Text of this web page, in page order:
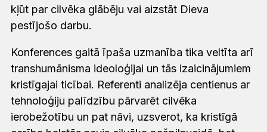
kļūt par cilvēka glābēju vai aizstāt Dieva
pestījošo darbu.
Konferences gaitā īpaša uzmanība tika veltīta arī
transhumānisma ideoloģijai un tās izaicinājumiem
kristīgajai ticībai. Referenti analizēja centienus ar
tehnoloģiju palīdzību pārvarēt cilvēka
ierobežotību un pat nāvi, uzsverot, ka kristīgā